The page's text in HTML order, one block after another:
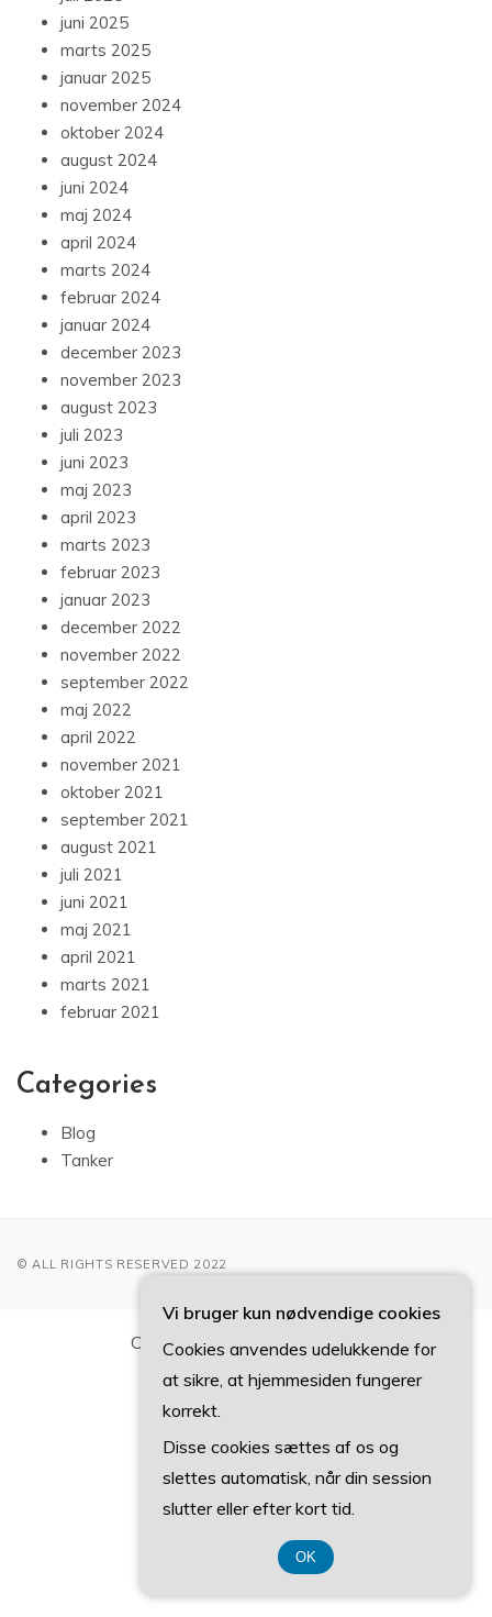
juni 2025
marts 2025
januar 2025
november 2024
oktober 2024
august 2024
juni 2024
maj 2024
april 2024
marts 2024
februar 2024
januar 2024
december 2023
november 2023
august 2023
juli 2023
juni 2023
maj 2023
april 2023
marts 2023
februar 2023
januar 2023
december 2022
november 2022
september 2022
maj 2022
april 2022
november 2021
oktober 2021
september 2021
august 2021
juli 2021
juni 2021
maj 2021
april 2021
marts 2021
februar 2021
Categories
Blog
Tanker
© ALL RIGHTS RESERVED 2022
CVR-Nummer DK3740 7739
Vi bruger kun nødvendige cookies
Cookies anvendes udelukkende for
at sikre, at hjemmesiden fungerer
korrekt.
Disse cookies sættes af os og
slettes automatisk, når din session
slutter eller efter kort tid.
OK